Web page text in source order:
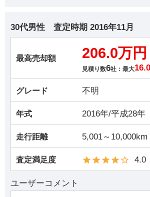
30代男性 査定時期 2016年11月
最高売却額 206.0万円
見積り数6社：最大
グレード 不明
年式 2016年/平成28年
走行距離 5,001～10,000km
査定満足度 4.0
ユーザーコメント